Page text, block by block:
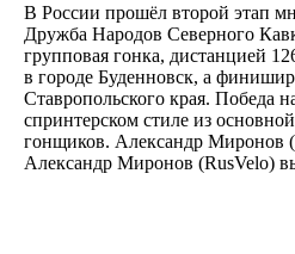
В России прошёл второй этап
Дружба Народов Северного
групповая гонка, дистанцией
в городе Буденновск, а
Ставропольского края. Победа
спринтерском стиле из
гонщиков. Александр Миронов
Александр Миронов (RusVelo)